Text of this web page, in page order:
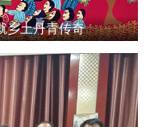
乡土丹青传奇